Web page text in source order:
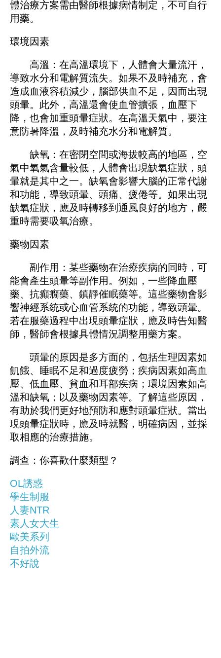
體治療方案需由醫師根據病情制定，不可自行
用藥。
環境因素
高溫：在高溫環境下，人體會大量流汗，
導致水分和電解質流失。如果不及時補充，會
造成血液容積減少，腦部供血不足，因而出現
頭暈。此外，高溫還會使血管擴張，血壓下
降，也會加重頭暈症狀。在高溫天氣中，要注
意防暑降溫，及時補充水分和電解質。
缺氧：在密閉空間或海拔較高的地區，空
氣中氧氣含量較低，人體會出現缺氧症狀，頭
暈就是其中之一。缺氧會影響大腦的正常代謝
和功能，導致頭暈、頭痛、疲倦等。如果出現
缺氧症狀，應及時轉移到通風良好的地方，嚴
重時需要吸氧治療。
藥物因素
副作用：某些藥物在治療疾病的同時，可
能會產生頭暈等副作用。例如，一些降血壓
藥、抗癲癇藥、鎮靜催眠藥等。這些藥物會影
響神經系統或心血管系統的功能，導致頭暈。
若在服藥過程中出現頭暈症狀，應及時告知醫
師，醫師會根據具體情況調整用藥方案。
頭暈的原因是多方面的，包括生理因素如
飢餓、睡眠不足和過度疲勞；疾病因素如高血
壓、低血壓、貧血和耳部疾病；環境因素如高
溫和缺氧；以及藥物因素等。了解這些原因，
有助於我們更好地預防和應對頭暈症狀。當出
現頭暈症狀時，應及時就醫，明確病因，並採
取相應的治療措施。
調查：你喜歡什麼類型？
OL誘惑
學生制服
人妻NTR
素人女大生
歐美系列
自拍外流
不好說